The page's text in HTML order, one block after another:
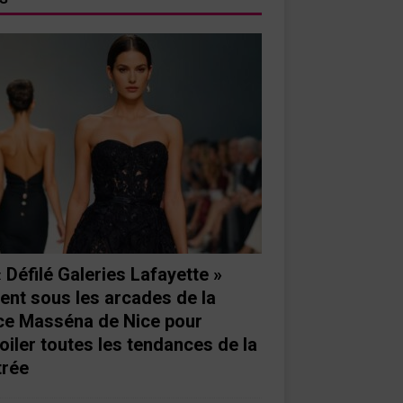
Défilé Galeries Lafayette »
sous les arcades de la
Masséna de Nice pour
toutes les tendances de la